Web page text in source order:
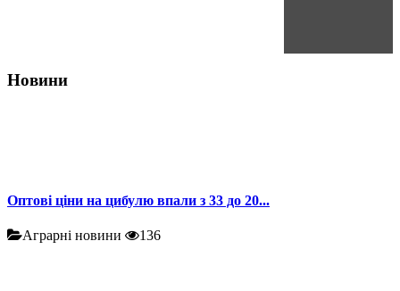
Новини
Оптові ціни на цибулю впали з 33 до 20...
Аграрні новини 136